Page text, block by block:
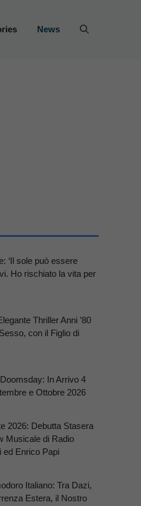
News
‘Il sole può essere
Ho rischiato la vita per
Thriller Anni ’80
con il Figlio di
In Arrivo 4
e Ottobre 2026
2026: Debutta Stasera
Musicale di Radio
ed Enrico Papi
Italiano: Tra Dazi,
Estera, il Nostro